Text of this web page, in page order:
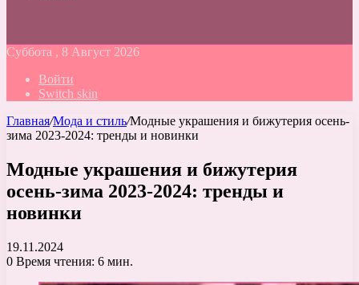
Суббота , 8 Август 2026
Войти
Switch skin
Главная/Мода и стиль/Модные украшения и бижутерия осень-
зима 2023-2024: тренды и новинки
Модные украшения и бижутерия
осень-зима 2023-2024: тренды и
новинки
19.11.2024
0 Время чтения: 6 мин.